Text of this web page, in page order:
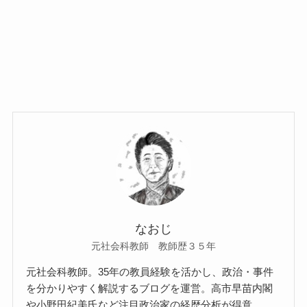
なおじ
元社会科教師 教師歴３５年
元社会科教師。35年の教員経験を活かし、政治・事件
を分かりやすく解説するブログを運営。高市早苗内閣
や小野田紀美氏など注目政治家の経歴分析が得意。